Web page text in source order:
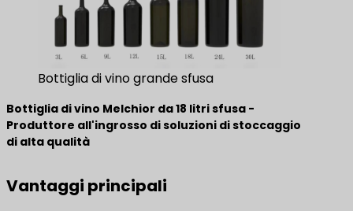
Bottiglia di vino grande sfusa
Bottiglia di vino Melchior da 18 litri sfusa -
Produttore all'ingrosso di soluzioni di stoccaggio
di alta qualità
Vantaggi principali